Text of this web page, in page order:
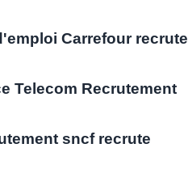
Carrefour recrute
Telecom Recrutement
sncf recrute